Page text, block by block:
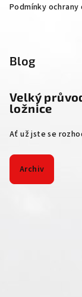
Podmínky ochrany
Blog
Velký
ložnice
Ať už jste se
Archiv